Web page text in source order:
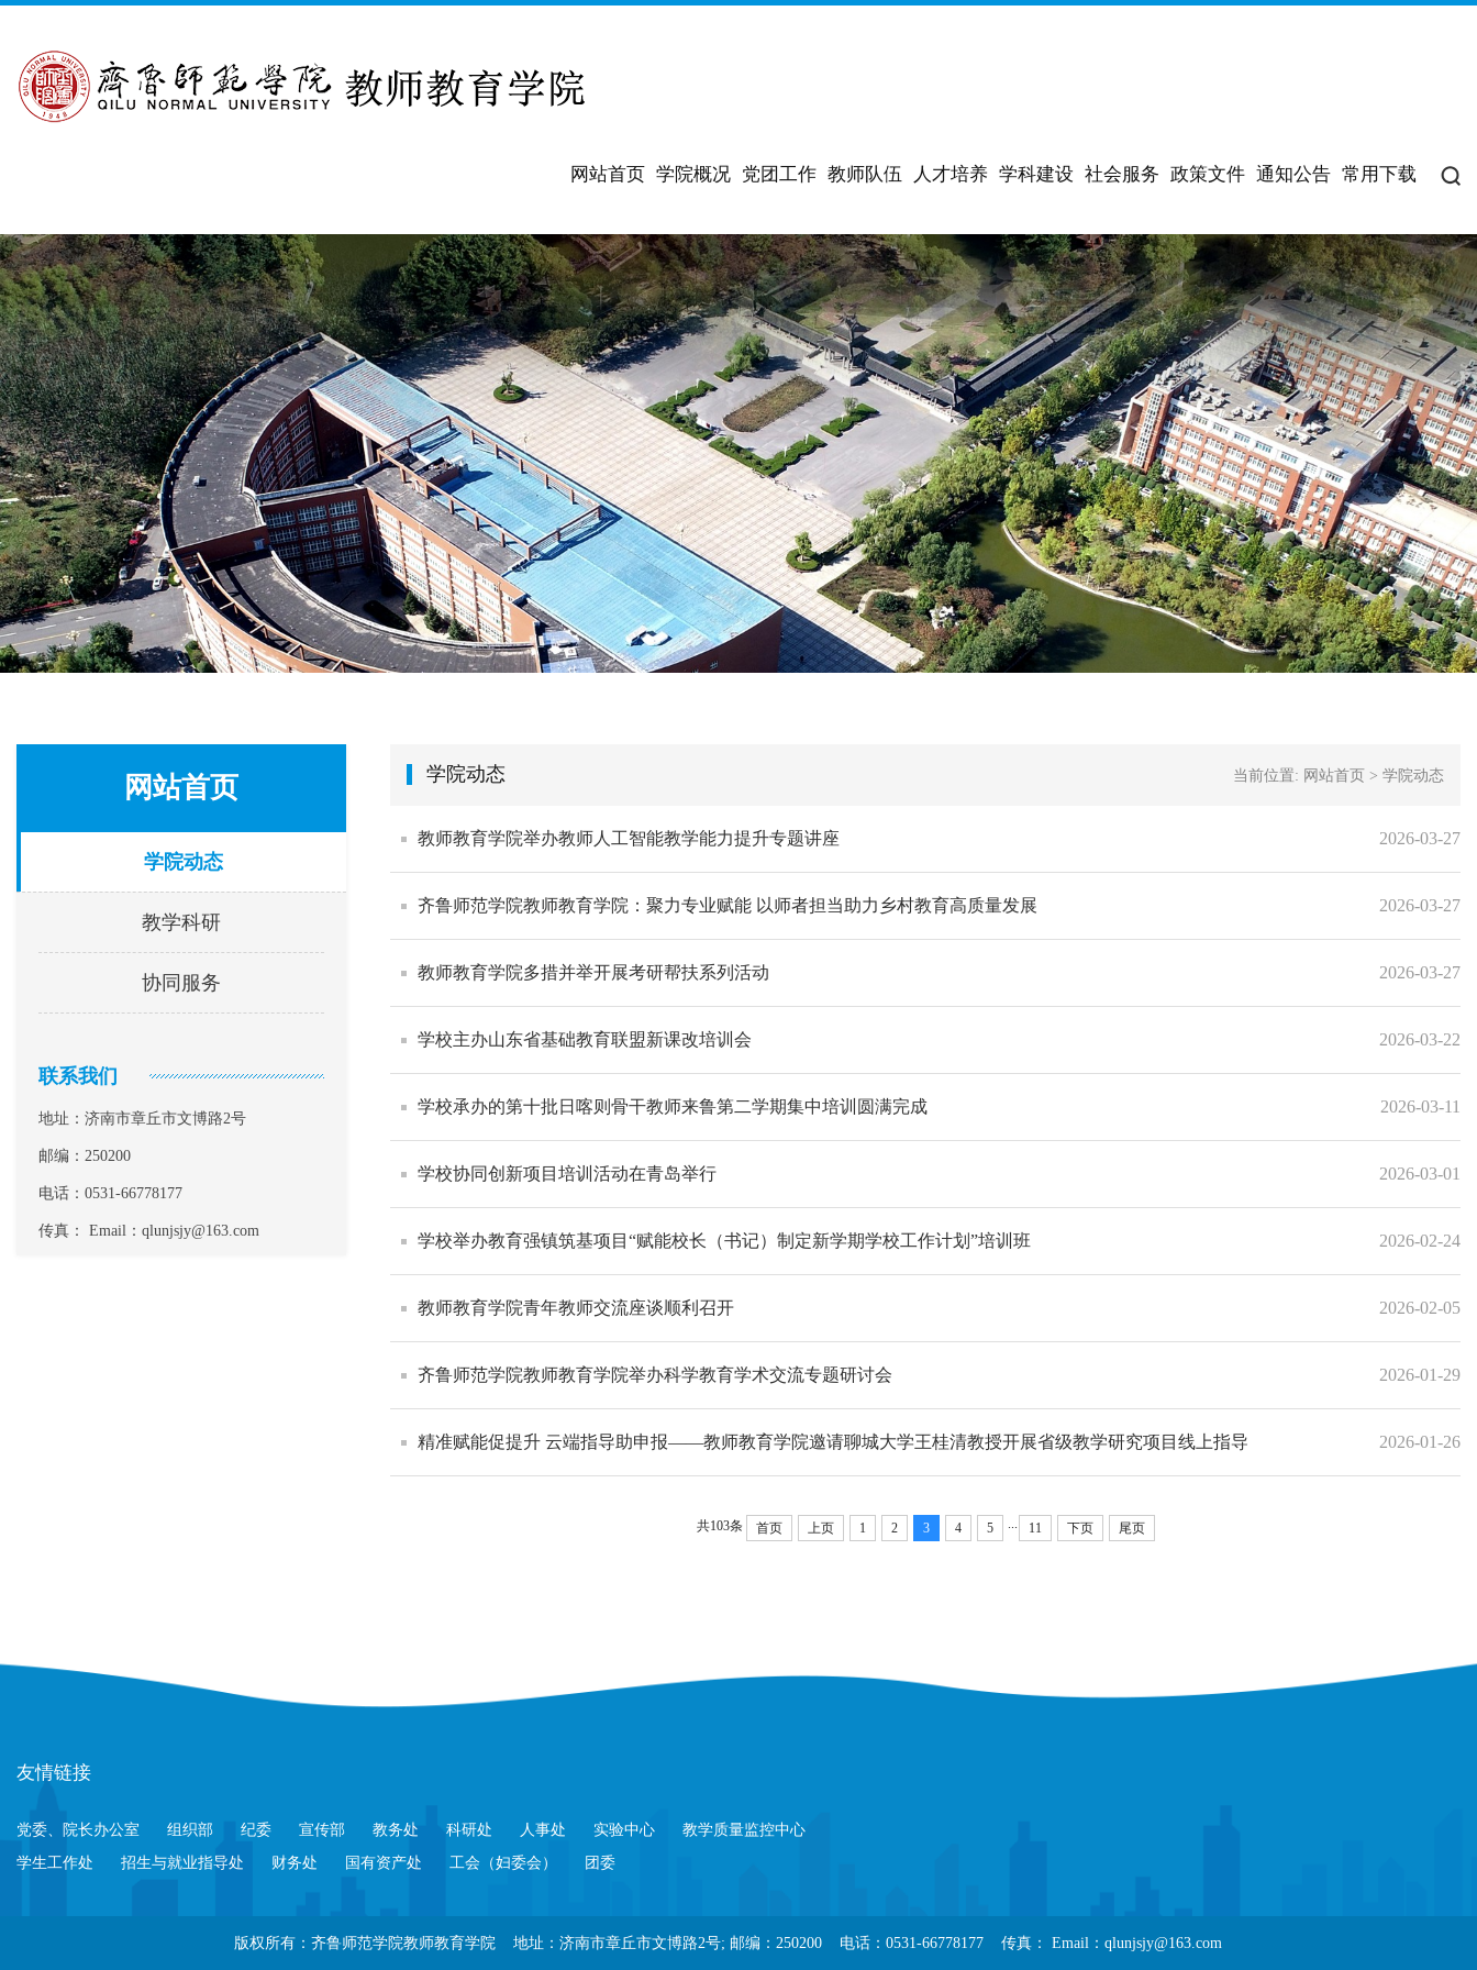
网站首页 学院概况 党团工作 教师队伍 人才培养 学科建设 社会服务 政策文件 通知公告 常用下载
网站首页
学院动态
教学科研
协同服务
联系我们
地址：济南市章丘市文博路2号
邮编：250200
电话：0531-66778177
传真： Email：qlunjsjy@163.com
学院动态 当前位置: 网站首页 > 学院动态
教师教育学院举办教师人工智能教学能力提升专题讲座 2026-03-27
齐鲁师范学院教师教育学院：聚力专业赋能 以师者担当助力乡村教育高质量发展 2026-03-27
教师教育学院多措并举开展考研帮扶系列活动 2026-03-27
学校主办山东省基础教育联盟新课改培训会 2026-03-22
学校承办的第十批日喀则骨干教师来鲁第二学期集中培训圆满完成 2026-03-11
学校协同创新项目培训活动在青岛举行 2026-03-01
学校举办教育强镇筑基项目“赋能校长（书记）制定新学期学校工作计划”培训班 2026-02-24
教师教育学院青年教师交流座谈顺利召开 2026-02-05
齐鲁师范学院教师教育学院举办科学教育学术交流专题研讨会 2026-01-29
精准赋能促提升 云端指导助申报——教师教育学院邀请聊城大学王桂清教授开展省级教学研究项目线上指导 2026-01-26
共103条 首页 上页 1 2 3 4 5 ... 11 下页 尾页
友情链接
党委、院长办公室 组织部 纪委 宣传部 教务处 科研处 人事处 实验中心
教学质量监控中心
学生工作处
招生与就业指导处 财务处 国有资产处 工会（妇委会） 团委
版权所有：齐鲁师范学院教师教育学院 地址：济南市章丘市文博路2号; 邮编：250200 电话：0531-66778177 传真： Email：qlunjsjy@163.com